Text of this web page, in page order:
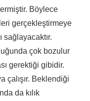
Böylece
gerçekleştirmeye
sağlayacaktır.
çok bozulur
gerektiği gibidir.
çalışır. Beklendiği
da kılık